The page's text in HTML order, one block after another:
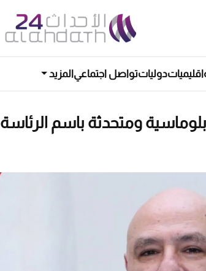
اقليمياتدولياتتواصل اجتماعيالمزيد
ومتحدثة باسم الرئاسة